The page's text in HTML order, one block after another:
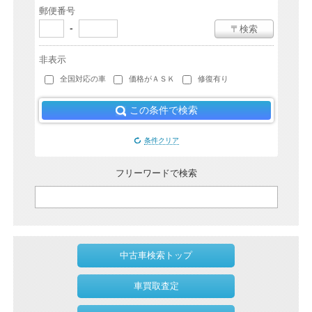
郵便番号
- 〒検索
非表示
全国対応の車 価格がＡＳＫ 修復有り
この条件で検索
条件クリア
フリーワードで検索
中古車検索トップ
車買取査定